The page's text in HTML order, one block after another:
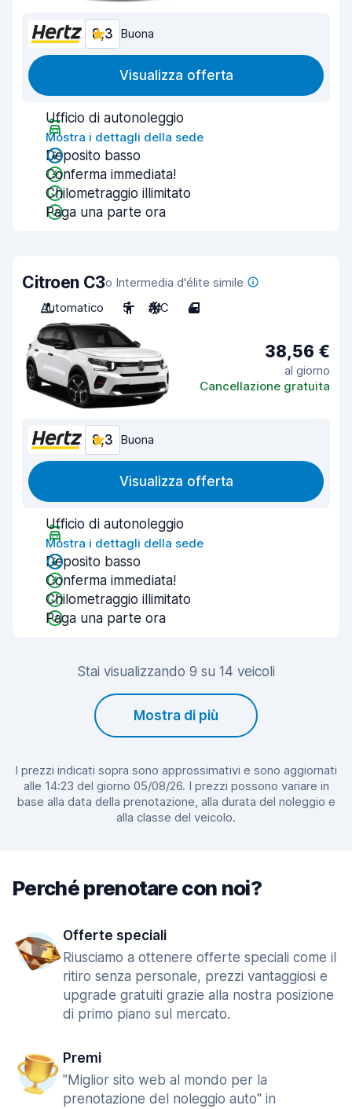
8,3 Buona
Visualizza offerta
Ufficio di autonoleggio
Mostra i dettagli della sede
Deposito basso
Conferma immediata!
Chilometraggio illimitato
Paga una parte ora
Citroen C3o Intermedia d'élite simile
Automatico
5 A/C 4
38,56 €
al giorno
Cancellazione gratuita
8,3 Buona
Visualizza offerta
Ufficio di autonoleggio
Mostra i dettagli della sede
Deposito basso
Conferma immediata!
Chilometraggio illimitato
Paga una parte ora
Stai visualizzando 9 su 14 veicoli
Mostra di più
I prezzi indicati sopra sono approssimativi e sono aggiornati
alle 14:23 del giorno 05/08/26. I prezzi possono variare in
base alla data della prenotazione, alla durata del noleggio e
alla classe del veicolo.
Perché prenotare con noi?
Offerte speciali
Riusciamo a ottenere offerte speciali come il
ritiro senza personale, prezzi vantaggiosi e
upgrade gratuiti grazie alla nostra posizione
di primo piano sul mercato.
Premi
"Miglior sito web al mondo per la
prenotazione del noleggio auto" in